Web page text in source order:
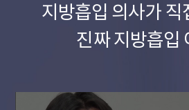
지방흡입 의사가 직
진짜 지방흡입